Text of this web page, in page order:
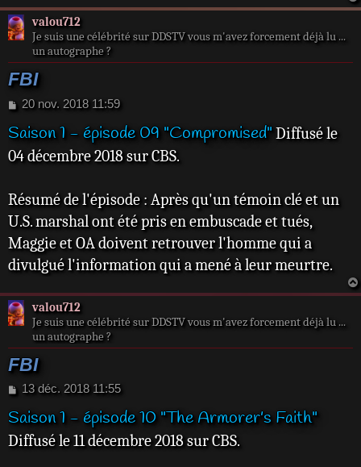
valou712
Je suis une célébrité sur DDSTV vous m'avez forcement déjà lu ...
un autographe ?
FBI
M
s
a
e
20 nov. 2018 11:59
Saison 1 - épisode 09 "Compromised" Diffusé le
04 décembre 2018 sur CBS.
Résumé de l'épisode : Après qu'un témoin clé et un
U.S. marshal ont été pris en embuscade et tués,
Maggie et OA doivent retrouver l'homme qui a
divulgué l'information qui a mené à leur meurtre.
valou712
Je suis une célébrité sur DDSTV vous m'avez forcement déjà lu ...
un autographe ?
FBI
M
s
s
a
13 déc. 2018 11:55
Saison 1 - épisode 10 "The Armorer’s Faith"
Diffusé le 11 décembre 2018 sur CBS.